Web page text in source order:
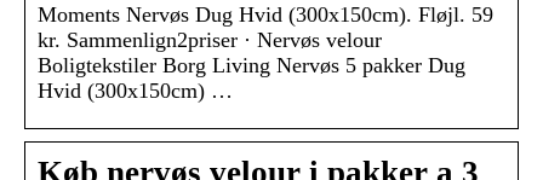
Moments Nervøs Dug Hvid (300x150cm). Fløjl. 59
kr. Sammenlign2priser · Nervøs velour
Boligtekstiler Borg Living Nervøs 5 pakker Dug
Hvid (300x150cm) …
Køb nervøs velour i pakker a 3